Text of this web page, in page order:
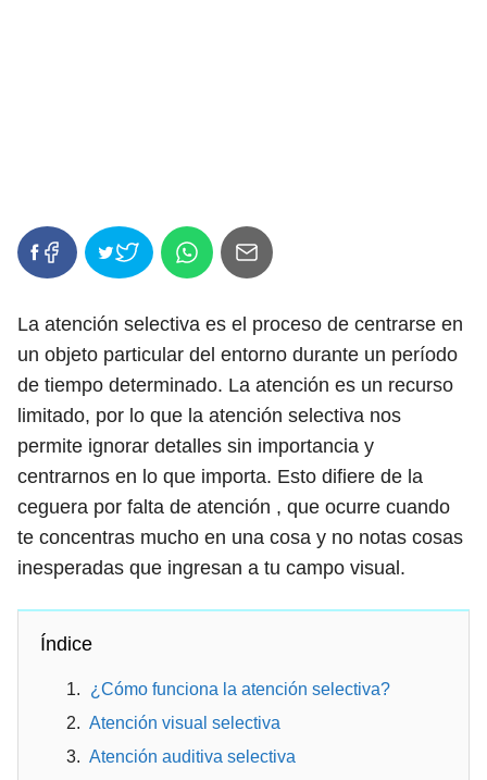
La atención selectiva es el proceso de centrarse en
un objeto particular del entorno durante un período
de tiempo determinado. La atención es un recurso
limitado, por lo que la atención selectiva nos
permite ignorar detalles sin importancia y
centrarnos en lo que importa. Esto difiere de la
ceguera por falta de atención , que ocurre cuando
te concentras mucho en una cosa y no notas cosas
inesperadas que ingresan a tu campo visual.
Índice
¿Cómo funciona la atención selectiva?
Atención visual selectiva
Atención auditiva selectiva